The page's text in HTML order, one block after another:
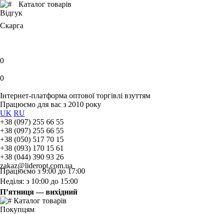
Каталог товарів
Відгук
Скарга
0
0
Інтернет-платформа оптової торгівлі взуттям
Працюємо для вас з 2010 року
UK RU
+38 (097) 255 66 55
+38 (097) 255 66 55
+38 (050) 517 70 15
+38 (093) 170 15 61
+38 (044) 390 93 26
zakaz@lideropt.com.ua
Працюємо з 9:00 до 17:00
Неділя: з 10:00 до 15:00
П’ятниця — вихідний
Каталог товарів
Покупцям